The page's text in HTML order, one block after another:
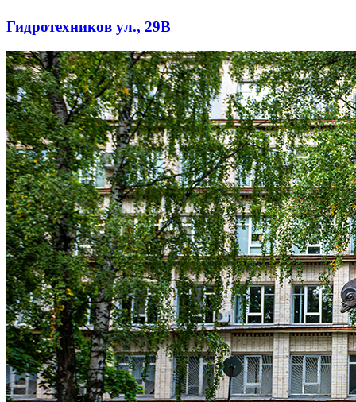
Гидротехников ул., 29В